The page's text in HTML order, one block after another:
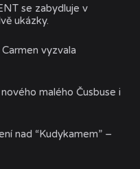
se zabydluje v
ukázky.
vyzvala
malého Čusbuse i
nad “Kudykamem” –